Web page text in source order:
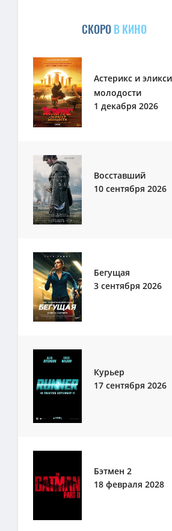
СКОРОВ КИНО
Астерикс и
молодости
1 декабря 2026
Восставший
10 сентября 2026
Бегущая
3 сентября 2026
Курьер
17 сентября 2026
Бэтмен 2
18 февраля 2028